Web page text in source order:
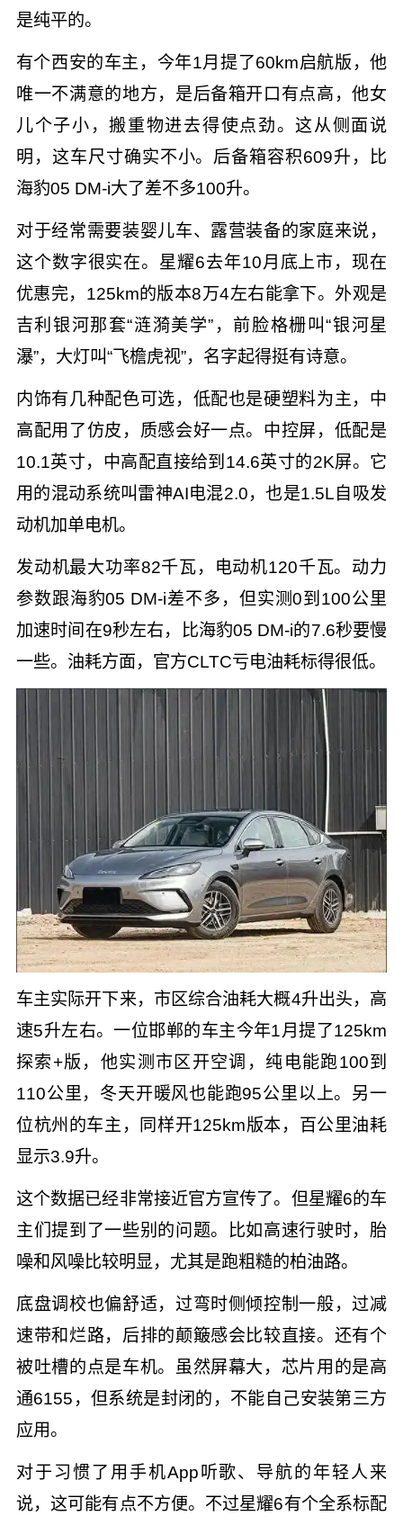
是纯平的。
有个西安的车主，今年1月提了60km启航版，他
唯一不满意的地方，是后备箱开口有点高，他女
儿个子小，搬重物进去得使点劲。这从侧面说
明，这车尺寸确实不小。后备箱容积609升，比
海豹05 DM-i大了差不多100升。
对于经常需要装婴儿车、露营装备的家庭来说，
这个数字很实在。星耀6去年10月底上市，现在
优惠完，125km的版本8万4左右能拿下。外观是
吉利银河那套“涟漪美学”，前脸格栅叫“银河星
瀑”，大灯叫“飞檐虎视”，名字起得挺有诗意。
内饰有几种配色可选，低配也是硬塑料为主，中
高配用了仿皮，质感会好一点。中控屏，低配是
10.1英寸，中高配直接给到14.6英寸的2K屏。它
用的混动系统叫雷神AI电混2.0，也是1.5L自吸发
动机加单电机。
发动机最大功率82千瓦，电动机120千瓦。动力
参数跟海豹05 DM-i差不多，但实测0到100公里
加速时间在9秒左右，比海豹05 DM-i的7.6秒要慢
一些。油耗方面，官方CLTC亏电油耗标得很低。
车主实际开下来，市区综合油耗大概4升出头，高
速5升左右。一位邯郸的车主今年1月提了125km
探索+版，他实测市区开空调，纯电能跑100到
110公里，冬天开暖风也能跑95公里以上。另一
位杭州的车主，同样开125km版本，百公里油耗
显示3.9升。
这个数据已经非常接近官方宣传了。但星耀6的车
主们提到了一些别的问题。比如高速行驶时，胎
噪和风噪比较明显，尤其是跑粗糙的柏油路。
底盘调校也偏舒适，过弯时侧倾控制一般，过减
速带和烂路，后排的颠簸感会比较直接。还有个
被吐槽的点是车机。虽然屏幕大，芯片用的是高
通6155，但系统是封闭的，不能自己安装第三方
应用。
对于习惯了用手机App听歌、导航的年轻人来
说，这可能有点不方便。不过星耀6有个全系标配